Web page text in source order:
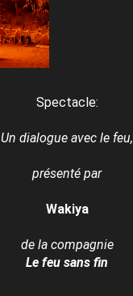
Spectacle:
Un dialogue avec le feu,
présenté par
Wakiya
de la compagnie
Le feu sans fin